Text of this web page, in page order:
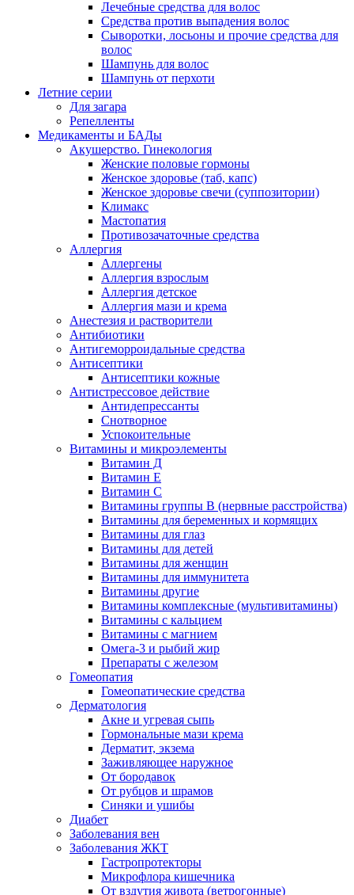
Лечебные средства для волос
Средства против выпадения волос
Сыворотки, лосьоны и прочие средства для
волос
Шампунь для волос
Шампунь от перхоти
Летние серии
Для загара
Репелленты
Медикаменты и БАДы
Акушерство. Гинекология
Женские половые гормоны
Женское здоровье (таб, капс)
Женское здоровье свечи (суппозитории)
Климакс
Мастопатия
Противозачаточные средства
Аллергия
Аллергены
Аллергия взрослым
Аллергия детское
Аллергия мази и крема
Анестезия и растворители
Антибиотики
Антигеморроидальные средства
Антисептики
Антисептики кожные
Антистрессовое действие
Антидепрессанты
Снотворное
Успокоительные
Витамины и микроэлементы
Витамин Д
Витамин Е
Витамин С
Витамины группы В (нервные расстройства)
Витамины для беременных и кормящих
Витамины для глаз
Витамины для детей
Витамины для женщин
Витамины для иммунитета
Витамины другие
Витамины комплексные (мультивитамины)
Витамины с кальцием
Витамины с магнием
Омега-3 и рыбий жир
Препараты с железом
Гомеопатия
Гомеопатические средства
Дерматология
Акне и угревая сыпь
Гормональные мази крема
Дерматит, экзема
Заживляющее наружное
От бородавок
От рубцов и шрамов
Синяки и ушибы
Диабет
Заболевания вен
Заболевания ЖКТ
Гастропротекторы
Микрофлора кишечника
От вздутия живота (ветрогонные)